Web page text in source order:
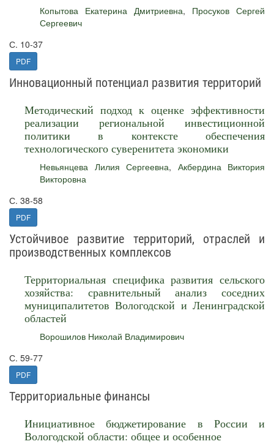
Копытова Екатерина Дмитриевна, Просуков Сергей
Сергеевич
С. 10-37
PDF
Инновационный потенциал развития территорий
Методический подход к оценке эффективности
реализации региональной инвестиционной
политики в контексте обеспечения
технологического суверенитета экономики
Невьянцева Лилия Сергеевна, Акбердина Виктория
Викторовна
С. 38-58
PDF
Устойчивое развитие территорий, отраслей и
производственных комплексов
Территориальная специфика развития сельского
хозяйства: сравнительный анализ соседних
муниципалитетов Вологодской и Ленинградской
областей
Ворошилов Николай Владимирович
С. 59-77
PDF
Территориальные финансы
Инициативное бюджетирование в России и
Вологодской области: общее и особенное